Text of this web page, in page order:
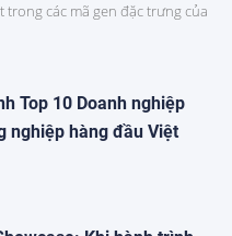
trong các mã gen đặc trưng của
Top 10 Doanh nghiệp
nghiệp hàng đầu Việt